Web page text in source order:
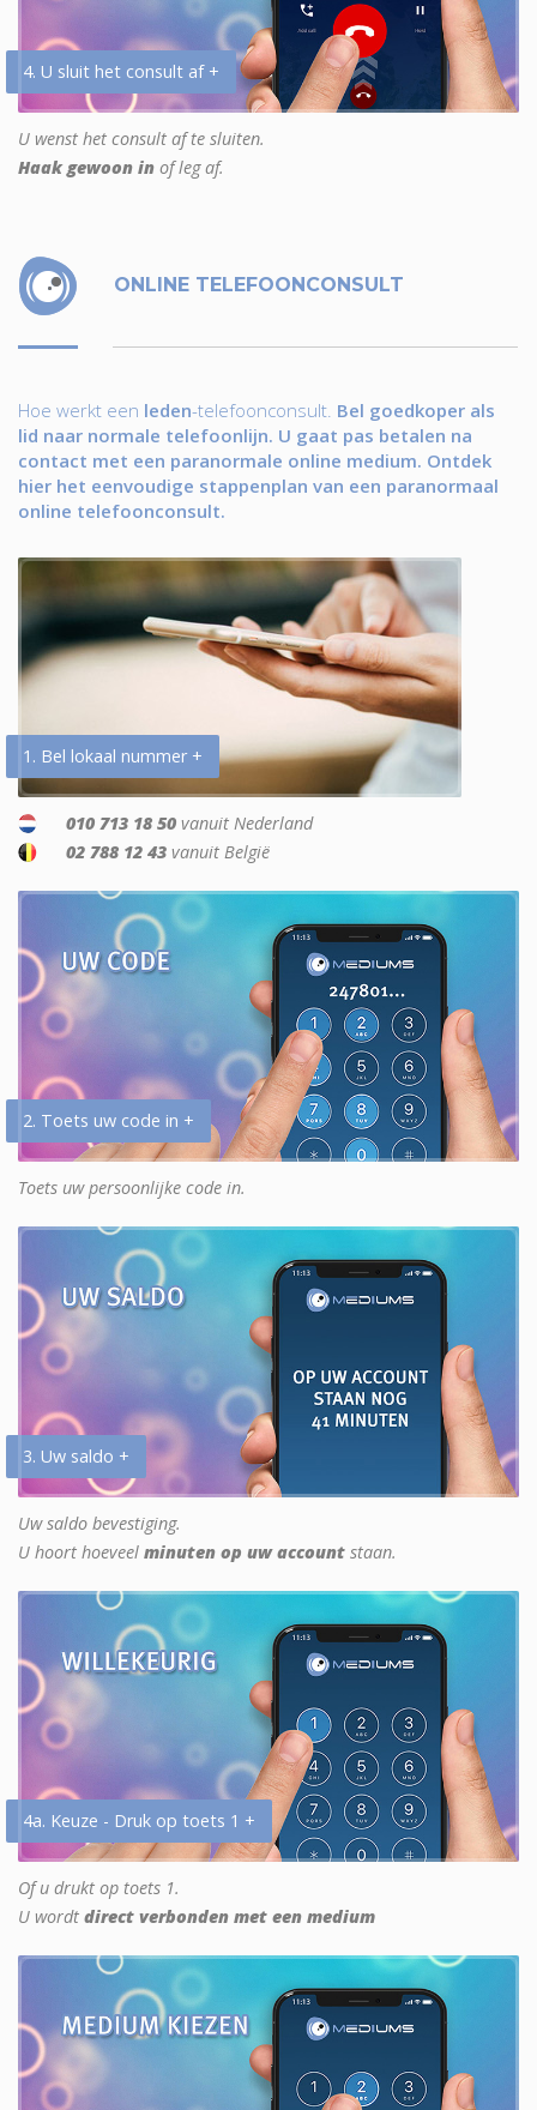
4. U sluit het consult af +
U wenst het consult af te sluiten.
Haak gewoon in of leg af.
ONLINE TELEFOONCONSULT
Hoe werkt een leden-telefoonconsult. Bel goedkoper als
lid naar normale telefoonlijn. U gaat pas betalen na
contact met een paranormale online medium. Ontdek
hier het eenvoudige stappenplan van een paranormaal
online telefoonconsult.
1. Bel lokaal nummer +
010 713 18 50 vanuit Nederland
02 788 12 43 vanuit België
2. Toets uw code in +
Toets uw persoonlijke code in.
3. Uw saldo +
Uw saldo bevestiging.
U hoort hoeveel minuten op uw account staan.
4a. Keuze - Druk op toets 1 +
Of u drukt op toets 1.
U wordt direct verbonden met een medium